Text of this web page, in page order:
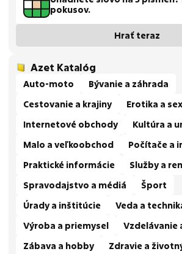
pokusov.
Hrať teraz
Azet Katalóg
Auto-moto
Bývanie a záhrada
Cestovanie a krajiny
Erotika a sex
Internetové obchody
Kultúra a
Malo a veľkoobchod
Počítače a
Praktické informácie
Služby a
Spravodajstvo a médiá
Šport
Úrady a inštitúcie
Veda a
Výroba a priemysel
Vzdelávanie
Zábava a hobby
Zdravie a